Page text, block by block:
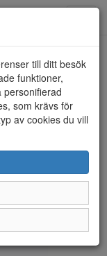
till ditt besök
funktioner,
personifierad
som krävs för
av cookies du vill